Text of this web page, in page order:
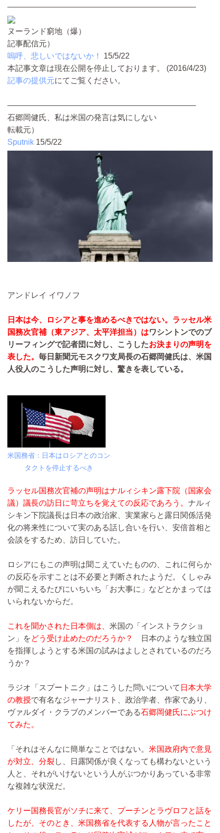
――――――――――――――――――――――――
ヌーランド窮地（爆）
記事配信元）
嗚呼、悲しいではないか！
15/5/22
本記事文章は現在公開を停止しております。 (2016/4/23)
記事の提供元にてご覧ください。
――――――――――――――――――――――――
石郷岡健氏、私は米国の発言は気にしない
転載元）
Sputnik 15/5/22
アンドレイ イワノフ
日本は今、ロシアと事を進めるべきではない。ラッセル米
国務次官補（東アジア、太平洋担当）はワシントンでのブ
リーフィングで記者団に対し、こうしたお決まりの声明を
表した。 毎日新聞元モスクワ支局長の石郷岡健氏は、米国
人役人のこうした声明に対し、驚きを表している。
米国務省：日本はロシアとのコン
タクトを停止するべき
ラッセル国務次官補の声明はナルィシキン露下院（国家会
議）議長の訪日に苛立ちを覚えての反応であろう。 ナルィ
シキン下院議長は日本の政治家、実業家らと露日関係活発
化の将来性について実のある話し合いを行い、安倍首相と
会談をするため、訪日していた。
ロシアにもこの声明は聞こえていたものの、これに何らか
の反応を示すことは不必要と判断されたようだ。くしゃみ
が聞こえるたびにいちいち「お大事に」などとかまっては
いられないからだ。
これを聞かされた日本側は、 米国の「インストラクショ
ン」をどう受け止めたのだろうか？
日本のような独立国
を指揮しようとする米国の試みはよしとされているのだろ
うか？
ラジオ「スプートニク」はこうした問いについて 日本大学
の教授で有名なジャーナリスト、政治学者、作家であり、
ヴァルダイ・クラブのメンバーである石郷岡健氏にぶつけ
てみた。
「それはそんなに簡単なことではない。 米国政府内で意見
が対立、分裂し、日露関係が良くなっても構わないという
人と、それがいけないという人がぶつかりあっている非常
な複雑な状況だ。
ケリー国務長官がソチに来て、プーチンとラヴロフと話を
したが、そのとき、米国務省を代表する人物が言ったこと